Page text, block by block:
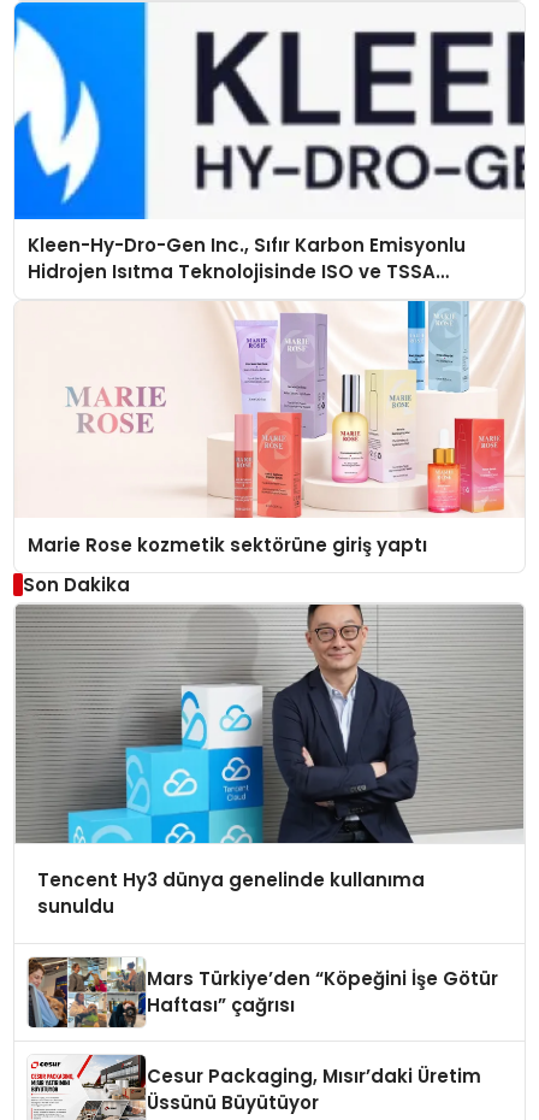
Kleen-Hy-Dro-Gen Inc., Sıfır Karbon Emisyonlu
Hidrojen Isıtma Teknolojisinde ISO ve TSSA
Düzenleyici Onaylarını Aldı
Marie Rose kozmetik sektörüne giriş yaptı
Son Dakika
Tencent Hy3 dünya genelinde kullanıma
sunuldu
Mars Türkiye’den “Köpeğini İşe Götür
Haftası” çağrısı
Cesur Packaging, Mısır’daki Üretim
Üssünü Büyütüyor